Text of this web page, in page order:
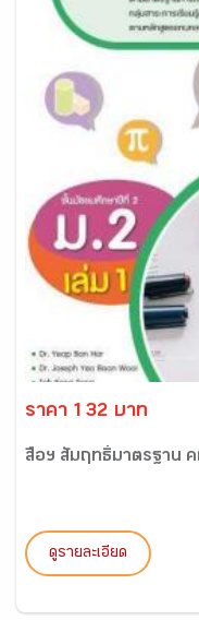
ราคา 132 บาท
สื่อฯ สัมฤทธิ์มาตรฐาน
ดูรายละเอียด